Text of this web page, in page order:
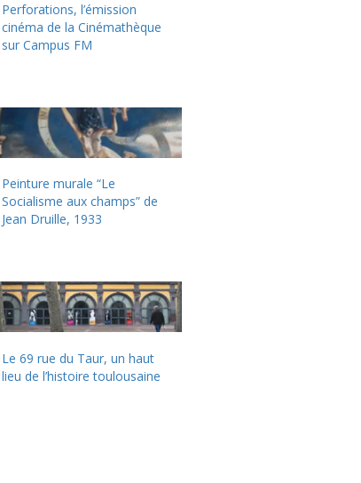
Perforations, l’émission
cinéma de la Cinémathèque
sur Campus FM
Peinture murale “Le
Socialisme aux champs” de
Jean Druille, 1933
Le 69 rue du Taur, un haut
lieu de l’histoire toulousaine